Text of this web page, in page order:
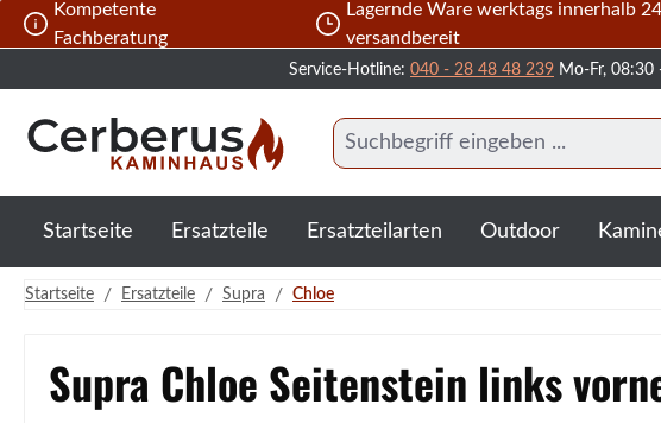
Hauptinhalt springen
Zur Suche springen
Zur Hauptnavigation springen
Kompetente
Fachberatung
Lagernde Ware werktags innerhalb
versandbereit
Service-Hotline: 040 - 28 48 48 239 Mo-Fr, 08:30
Startseite Ersatzteile Ersatzteilarten Outdoor
Startseite / Ersatzteile / Supra / Chloe
Supra Chloe Seitenstein links